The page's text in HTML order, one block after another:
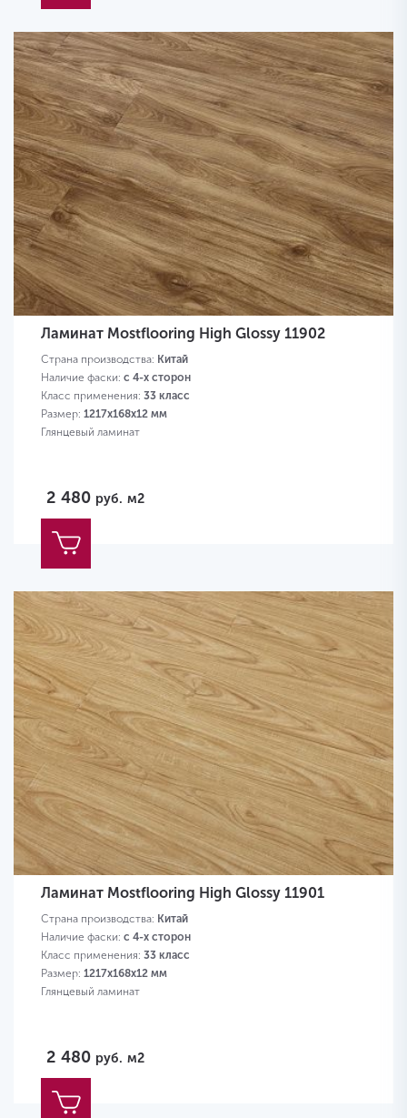
Ламинат Mostflooring High Glossy 11902
Страна производства: Китай
Наличие фаски: с 4-х сторон
Класс применения: 33 класс
Размер: 1217х168х12 мм
Глянцевый ламинат
2 480 руб. м2
Ламинат Mostflooring High Glossy 11901
Страна производства: Китай
Наличие фаски: с 4-х сторон
Класс применения: 33 класс
Размер: 1217х168х12 мм
Глянцевый ламинат
2 480 руб. м2